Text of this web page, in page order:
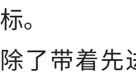
标。
除了带着先